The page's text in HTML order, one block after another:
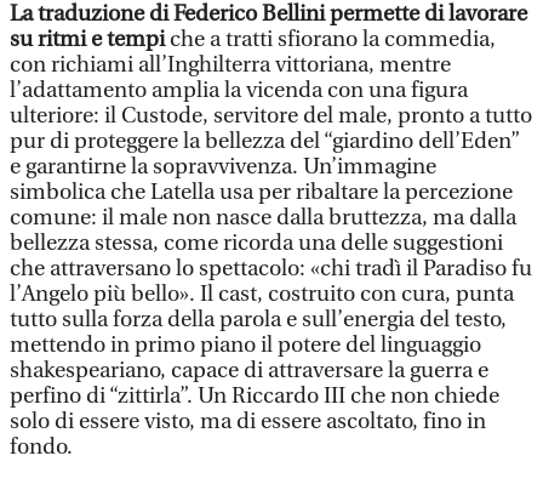
La traduzione di Federico Bellini permette di lavorare
su ritmi e tempiche a tratti sfiorano la commedia,
con richiami all’Inghilterra vittoriana, mentre
l’adattamento amplia la vicenda con una figura
ulteriore: il Custode, servitore del male, pronto a tutto
pur di proteggere la bellezza del “giardino dell’Eden”
e garantirne la sopravvivenza. Un’immagine
simbolica che Latella usa per ribaltare la percezione
comune: il male non nasce dalla bruttezza, ma dalla
bellezza stessa, come ricorda una delle suggestioni
che attraversano lo spettacolo: «chi tradì il Paradiso fu
l’Angelo più bello». Il cast, costruito con cura, punta
tutto sulla forza della parola e sull’energia del testo,
mettendo in primo piano il potere del linguaggio
shakespeariano, capace di attraversare la guerra e
perfino di “zittirla”. Un Riccardo III che non chiede
solo di essere visto, ma di essere ascoltato, fino in
fondo.